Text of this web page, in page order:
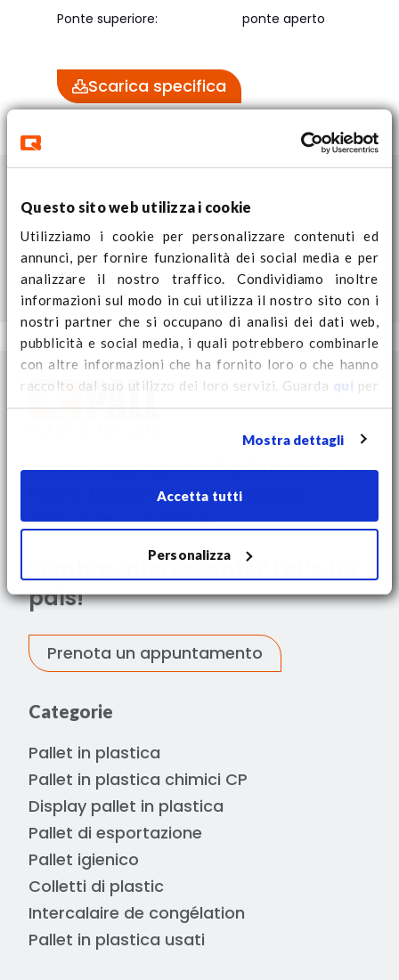
Questo sito web utilizza i cookie
Utilizziamo i cookie per personalizzare contenuti ed
annunci, per fornire funzionalità dei social media e per
analizzare il nostro traffico. Condividiamo inoltre
informazioni sul modo in cui utilizza il nostro sito con i
nostri partner che si occupano di analisi dei dati web,
pubblicità e social media, i quali potrebbero combinarle
con altre informazioni che ha fornito loro o che hanno
raccolto dal suo utilizzo dei loro servizi. Guarda qui per
ulteriori informazioni sui cookie e per modificare il tuo
Mostra dettagli
Accetta tutti
Personalizza
Ponte superiore: ponte aperto
Scarica specifica
Insieme raggiungiamo di più. Uniamo le
forze e facciamo la differenza con
l'azione! #yourbestpal
Sembra interessante? Let’s be
pals!
Prenota un appuntamento
Categorie
Pallet in plastica
Pallet in plastica chimici CP
Display pallet in plastica
Pallet di esportazione
Pallet igienico
Colletti di plastic
Intercalaire de congélation
Pallet in plastica usati